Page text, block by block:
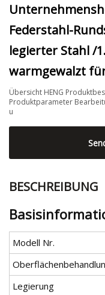
Federstahl-
legierter Stahl /
warmgewalzt
Übersicht HENG
Produktparameter
u
BESCHREIBUNG
Modell Nr.
Legierung